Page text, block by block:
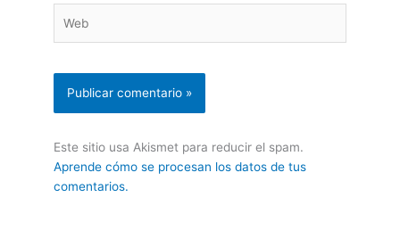
Este sitio usa Akismet para reducir el spam.
Aprende cómo se procesan los datos de tus
comentarios.